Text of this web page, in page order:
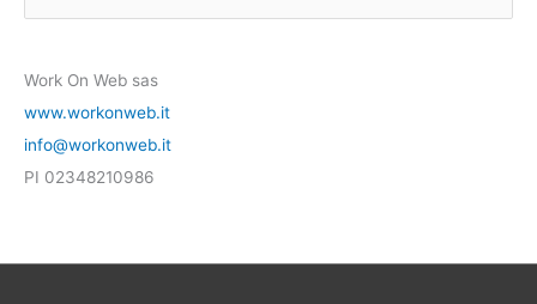
c
a
:
Work On Web sas
www.workonweb.it
info@workonweb.it
PI 02348210986